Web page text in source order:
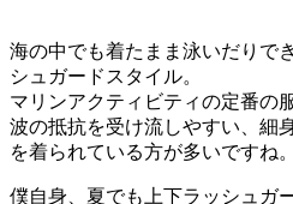
海の中でも着たまま泳いだりで
シュガードスタイル。
マリンアクティビティの定番の服
波の抵抗を受け流しやすい、細
を着られている方が多いですね。
僕自身、夏でも上下ラッシュガ